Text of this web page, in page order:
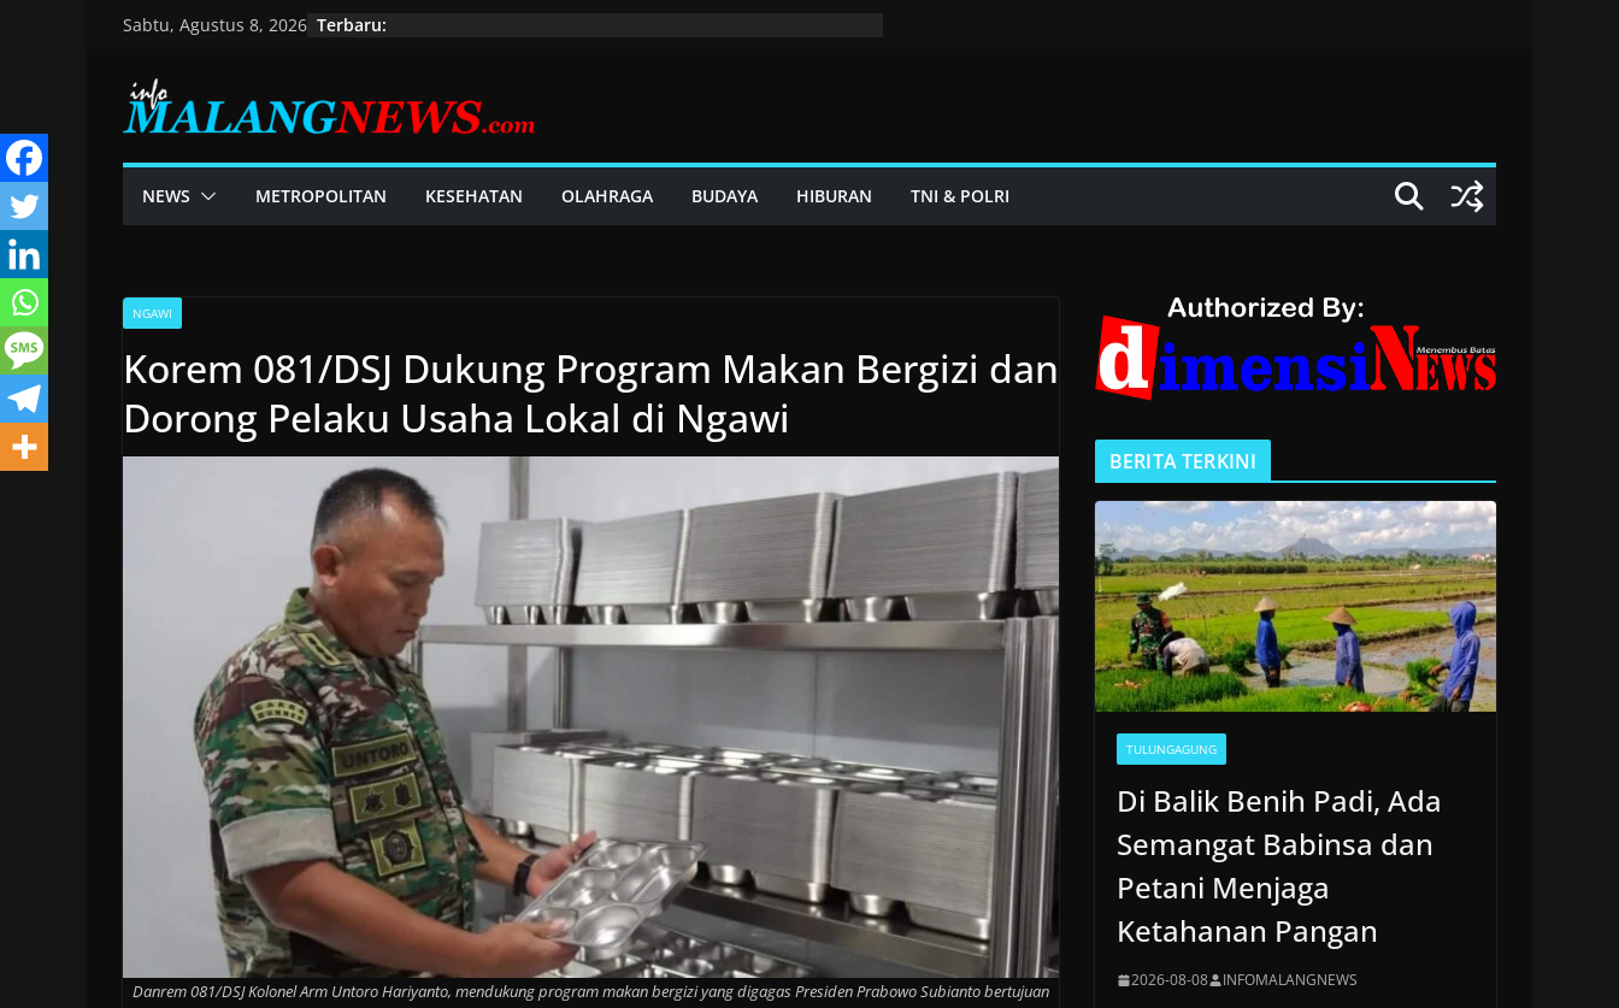
content
Sabtu, Agustus 8, 2026 Terbaru:
NEWS METROPOLITAN KESEHATAN OLAHRAGA BUDAYA HIBURAN TNI & POLRI
NGAWI
Korem 081/DSJ Dukung Program Makan Bergizi dan
Dorong Pelaku Usaha Lokal di Ngawi
Danrem 081/DSJ Kolonel Arm Untoro Hariyanto, mendukung program makan bergizi yang digagas Presiden Prabowo Subianto bertujuan
BERITA TERKINI
TULUNGAGUNG
Di Balik Benih Padi, Ada
Semangat Babinsa dan
Petani Menjaga
Ketahanan Pangan
2026-08-08 INFOMALANGNEWS